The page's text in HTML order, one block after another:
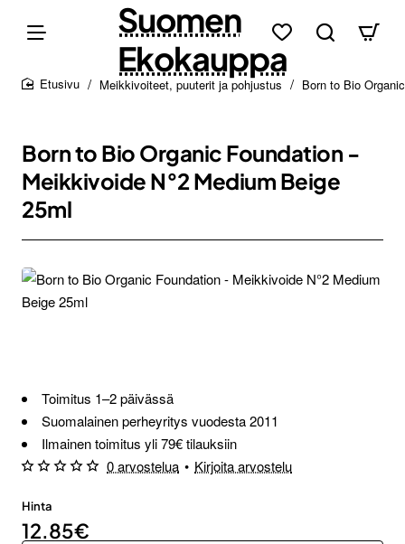
Suomen
Ekokauppa
Meikkivoiteet, puuterit ja pohjustus Born to Bio
Born to Bio Organic Foundation -
Meikkivoide N°2 Medium Beige
25ml
Toimitus 1–2 päivässä
Suomalainen perheyritys vuodesta 2011
Ilmainen toimitus yli 79€ tilauksiin
0 arvostelua • Kirjoita arvostelu
Hinta
12.85€